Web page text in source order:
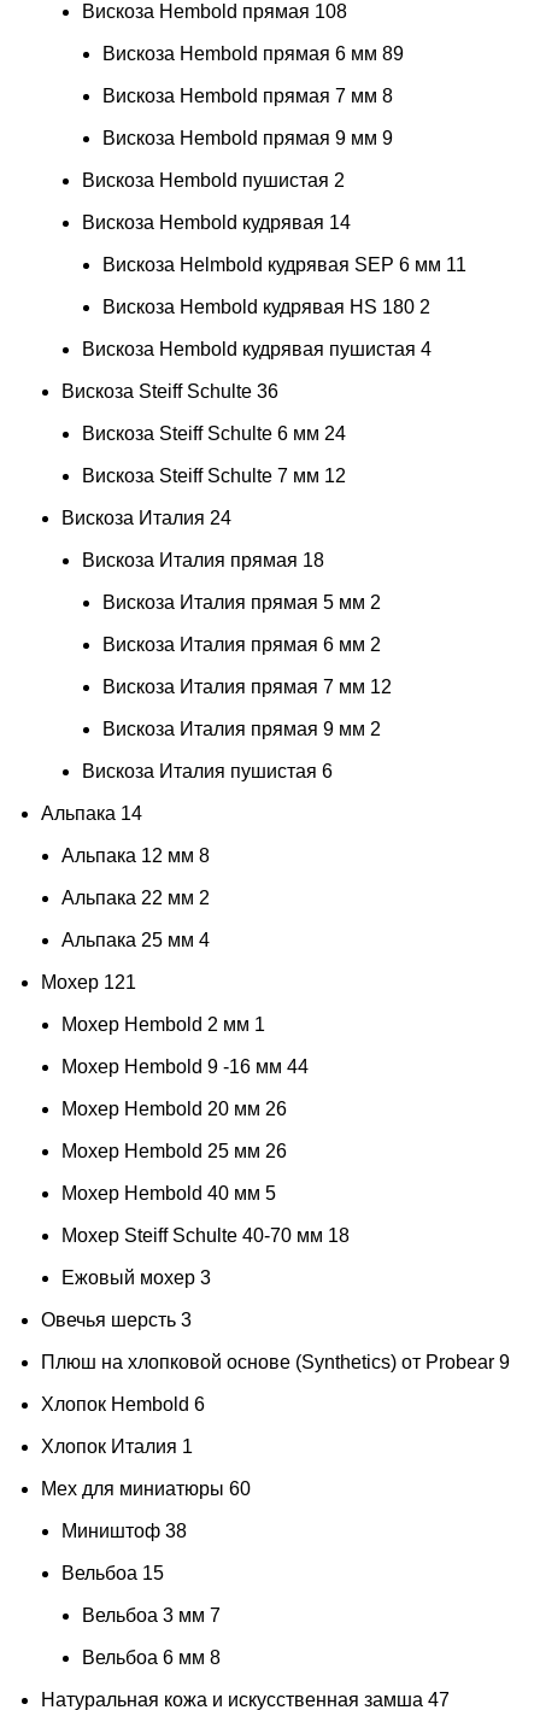
Вискоза Hembold прямая 108
Вискоза Hembold прямая 6 мм 89
Вискоза Hembold прямая 7 мм 8
Вискоза Hembold прямая 9 мм 9
Вискоза Hembold пушистая 2
Вискоза Hembold кудрявая 14
Вискоза Helmbold кудрявая SEP 6 мм 11
Вискоза Hembold кудрявая HS 180 2
Вискоза Hembold кудрявая пушистая 4
Вискоза Steiff Schulte 36
Вискоза Steiff Schulte 6 мм 24
Вискоза Steiff Schulte 7 мм 12
Вискоза Италия 24
Вискоза Италия прямая 18
Вискоза Италия прямая 5 мм 2
Вискоза Италия прямая 6 мм 2
Вискоза Италия прямая 7 мм 12
Вискоза Италия прямая 9 мм 2
Вискоза Италия пушистая 6
Альпака 14
Альпака 12 мм 8
Альпака 22 мм 2
Альпака 25 мм 4
Мохер 121
Мохер Hembold 2 мм 1
Мохер Hembold 9 -16 мм 44
Мохер Hembold 20 мм 26
Мохер Hembold 25 мм 26
Мохер Hembold 40 мм 5
Мохер Steiff Schulte 40-70 мм 18
Ежовый мохер 3
Овечья шерсть 3
Плюш на хлопковой основе (Synthetics) от Probear 9
Хлопок Hembold 6
Хлопок Италия 1
Мех для миниатюры 60
Миништоф 38
Вельбоа 15
Вельбоа 3 мм 7
Вельбоа 6 мм 8
Натуральная кожа и искусственная замша 47